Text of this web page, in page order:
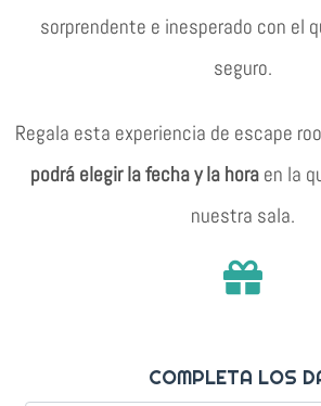
sorprendente e inesperado con el
seguro.
Regala esta experiencia de escape
podrá elegir la fecha y la hora en la
nuestra sala.
COMPLETA LOS